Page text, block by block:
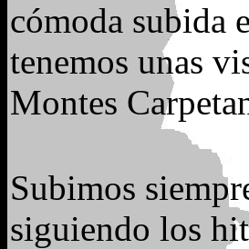
cómoda subida
tenemos unas
Montes
Subimos
siguiendo los